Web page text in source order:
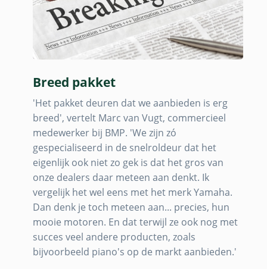
Breed pakket
'Het pakket deuren dat we aanbieden is erg
breed', vertelt Marc van Vugt, commercieel
medewerker bij BMP. 'We zijn zó
gespecialiseerd in de snelroldeur dat het
eigenlijk ook niet zo gek is dat het gros van
onze dealers daar meteen aan denkt. Ik
vergelijk het wel eens met het merk Yamaha.
Dan denk je toch meteen aan... precies, hun
mooie motoren. En dat terwijl ze ook nog met
succes veel andere producten, zoals
bijvoorbeeld piano's op de markt aanbieden.'